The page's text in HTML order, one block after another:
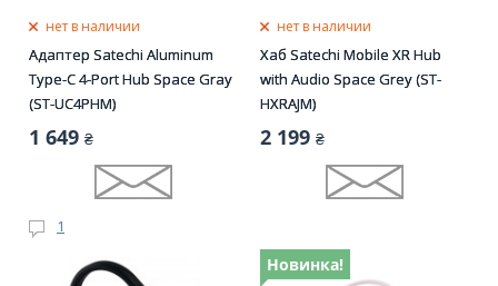
нет в наличии
Адаптер Satechi Aluminum
Type-C 4-Port Hub Space Gray
(ST-UC4PHM)
1 649 ₴
1
нет в наличии
Хаб Satechi Mobile XR Hub
with Audio Space Grey (ST-
HXRAJM)
2 199 ₴
Новинка!